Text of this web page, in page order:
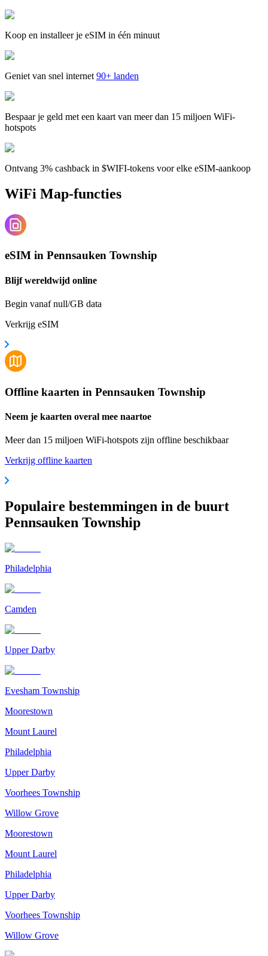
Koop en installeer je eSIM in één minuut
Geniet van snel internet 90+ landen
Bespaar je geld met een kaart van meer dan 15 miljoen WiFi-
hotspots
Ontvang 3% cashback in $WIFI-tokens voor elke eSIM-aankoop
WiFi Map-functies
eSIM in Pennsauken Township
Blijf wereldwijd online
Begin vanaf null/GB data
Verkrijg eSIM
Offline kaarten in Pennsauken Township
Neem je kaarten overal mee naartoe
Meer dan 15 miljoen WiFi-hotspots zijn offline beschikbaar
Verkrijg offline kaarten
Populaire bestemmingen in de buurt
Pennsauken Township
Philadelphia
Camden
Upper Darby
Evesham Township
Moorestown
Mount Laurel
Philadelphia
Upper Darby
Voorhees Township
Willow Grove
Moorestown
Mount Laurel
Philadelphia
Upper Darby
Voorhees Township
Willow Grove